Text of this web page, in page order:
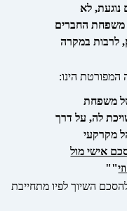
לא
משפחת החברים
לרבות במקרה
הינו:
של משפחת
לה, על דרך
מקרקעי
אישי מול
""
דומה ניתן למצוא בסעיף 11 להסכם השיוך לפיו מתחייבת